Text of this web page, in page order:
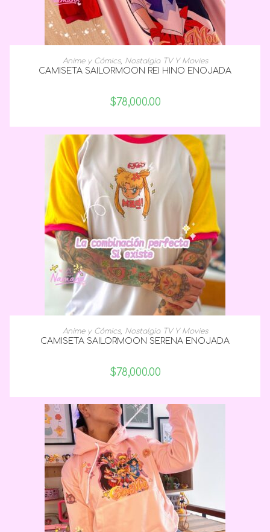
SELECCIONAR OPCIONES
Anime y Cómics, Nostalgia TV Y Movies
CAMISETA SAILORMOON REI HINO ENOJADA
$78,000.00
SELECCIONAR OPCIONES
Anime y Cómics, Nostalgia TV Y Movies
CAMISETA SAILORMOON SERENA ENOJADA
$78,000.00